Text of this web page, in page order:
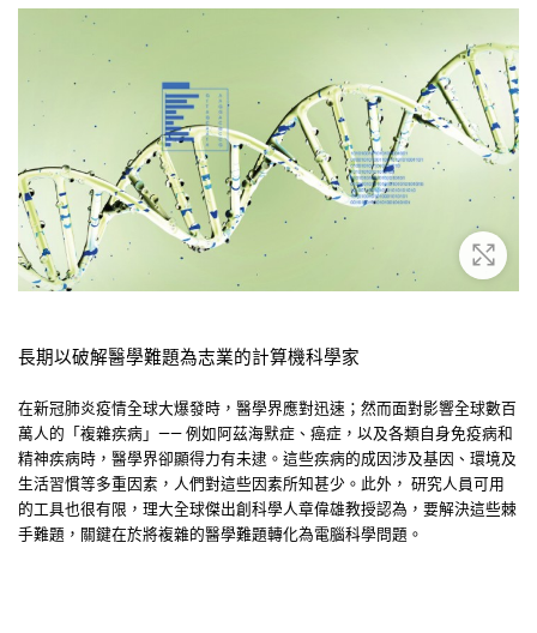
放大
長期以破解醫學難題為志業的計算機科學家
在新冠肺炎疫情全球大爆發時，醫學界應對迅速；然而面對影響全球數百
萬人的「複雜疾病」—— 例如阿茲海默症、癌症，以及各類自身免疫病和
精神疾病時，醫學界卻顯得力有未逮。這些疾病的成因涉及基因、環境及
生活習慣等多重因素，人們對這些因素所知甚少。此外， 研究人員可用
的工具也很有限，理大全球傑出創科學人章偉雄教授認為，要解決這些棘
手難題，關鍵在於將複雜的醫學難題轉化為電腦科學問題。